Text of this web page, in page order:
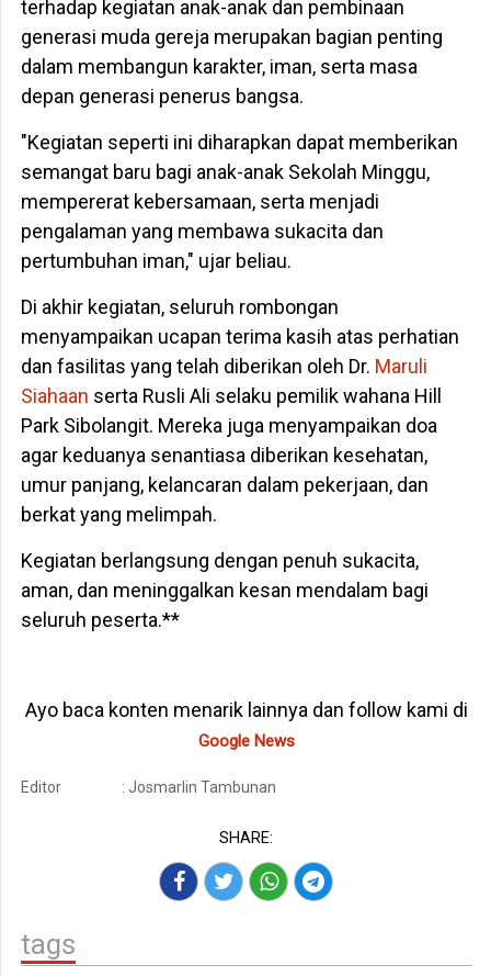
terhadap kegiatan anak-anak dan pembinaan
generasi muda gereja merupakan bagian penting
dalam membangun karakter, iman, serta masa
depan generasi penerus bangsa.
"Kegiatan seperti ini diharapkan dapat memberikan
semangat baru bagi anak-anak Sekolah Minggu,
mempererat kebersamaan, serta menjadi
pengalaman yang membawa sukacita dan
pertumbuhan iman," ujar beliau.
Di akhir kegiatan, seluruh rombongan
menyampaikan ucapan terima kasih atas perhatian
dan fasilitas yang telah diberikan oleh Dr. Maruli
Siahaan serta Rusli Ali selaku pemilik wahana Hill
Park Sibolangit. Mereka juga menyampaikan doa
agar keduanya senantiasa diberikan kesehatan,
umur panjang, kelancaran dalam pekerjaan, dan
berkat yang melimpah.
Kegiatan berlangsung dengan penuh sukacita,
aman, dan meninggalkan kesan mendalam bagi
seluruh peserta.**
Ayo baca konten menarik lainnya dan follow kami di
Google News
Editor : Josmarlin Tambunan
SHARE:
tags